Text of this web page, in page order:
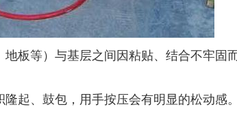
板等）与基层之间因粘贴、结合不牢固
隆起、鼓包，用手按压会有明显的松动